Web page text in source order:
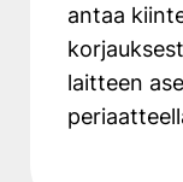
antaa
laitteen